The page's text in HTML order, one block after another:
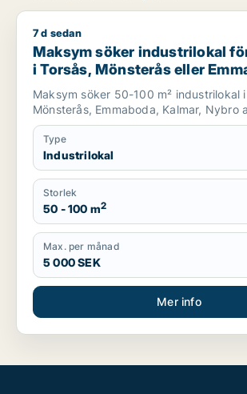
Maksym söker industrilokal för
7 d sedan
Maksym söker industrilokal
i Torsås, Mönsterås eller
Maksym söker 50-100 m² industrilokal i
Mönsterås, Emmaboda, Kalmar, Nybro
Type
Industrilokal
Storlek
50 - 100 m2
Max. per månad
5 000 SEK
Mer info